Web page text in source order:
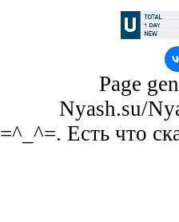
Page
Nyash.su/
=^_^=. Есть что